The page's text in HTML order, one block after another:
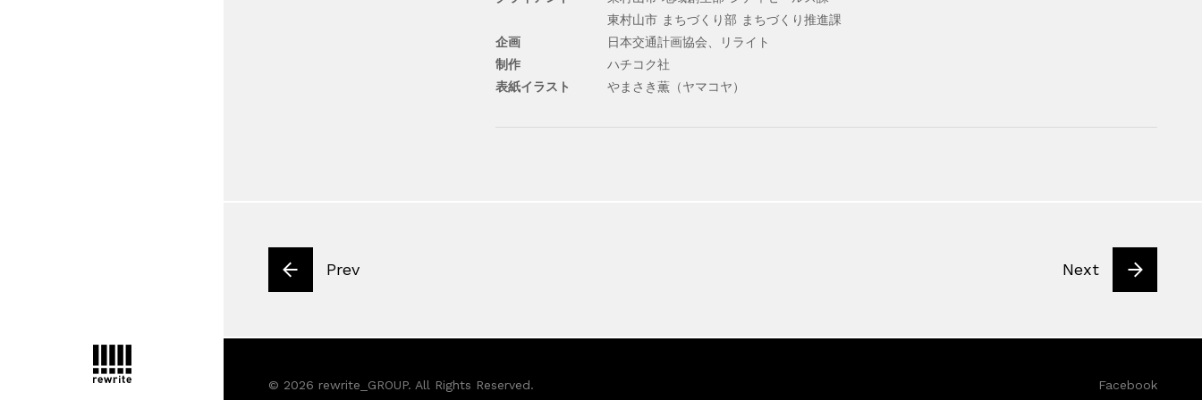
東村山市 まちづくり部 まちづくり推進課
企画
日本交通計画協会、リライト
制作
ハチコク社
表紙イラスト
やまさき薫（ヤマコヤ）
Prev Next
Facebook
© 2026 rewrite_GROUP. All Rights Reserved.